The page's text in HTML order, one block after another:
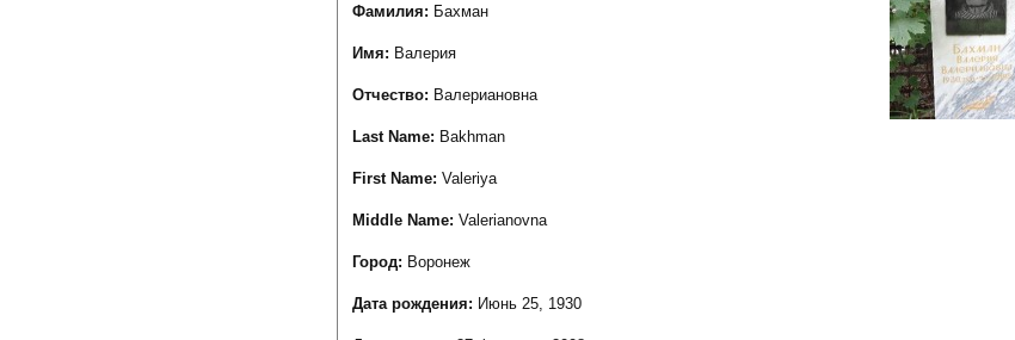
Фамилия: Бахман
Имя: Валерия
Отчество: Валериановна
Last Name: Bakhman
First Name: Valeriya
Middle Name: Valerianovna
Город: Воронеж
Дата рождения: Июнь 25, 1930